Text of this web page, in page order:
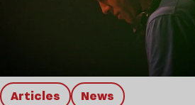
Articles news